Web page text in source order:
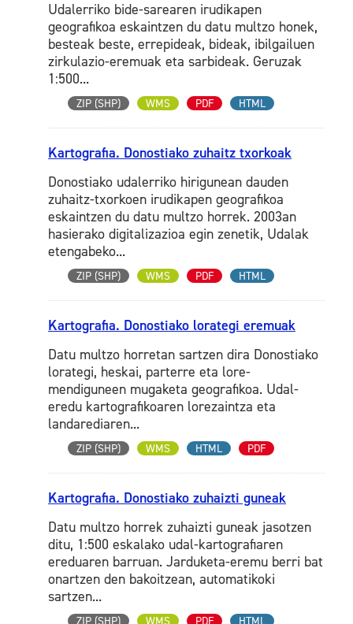
Udalerriko bide-sarearen irudikapen
geografikoa eskaintzen du datu multzo honek,
besteak beste, errepideak, bideak, ibilgailuen
zirkulazio-eremuak eta sarbideak. Geruzak
1:500...
ZIP (SHP) WMS PDF HTML
Kartografia. Donostiako zuhaitz txorkoak
Donostiako udalerriko hirigunean dauden
zuhaitz-txorkoen irudikapen geografikoa
eskaintzen du datu multzo horrek. 2003an
hasierako digitalizazioa egin zenetik, Udalak
etengabeko...
ZIP (SHP) WMS PDF HTML
Kartografia. Donostiako lorategi eremuak
Datu multzo horretan sartzen dira Donostiako
lorategi, heskai, parterre eta lore-
mendiguneen mugaketa geografikoa. Udal-
eredu kartografikoaren lorezaintza eta
landarediaren...
ZIP (SHP) WMS HTML PDF
Kartografia. Donostiako zuhaizti guneak
Datu multzo horrek zuhaizti guneak jasotzen
ditu, 1:500 eskalako udal-kartografiaren
ereduaren barruan. Jarduketa-eremu berri bat
onartzen den bakoitzean, automatikoki
sartzen...
ZIP (SHP) WMS PDF HTML